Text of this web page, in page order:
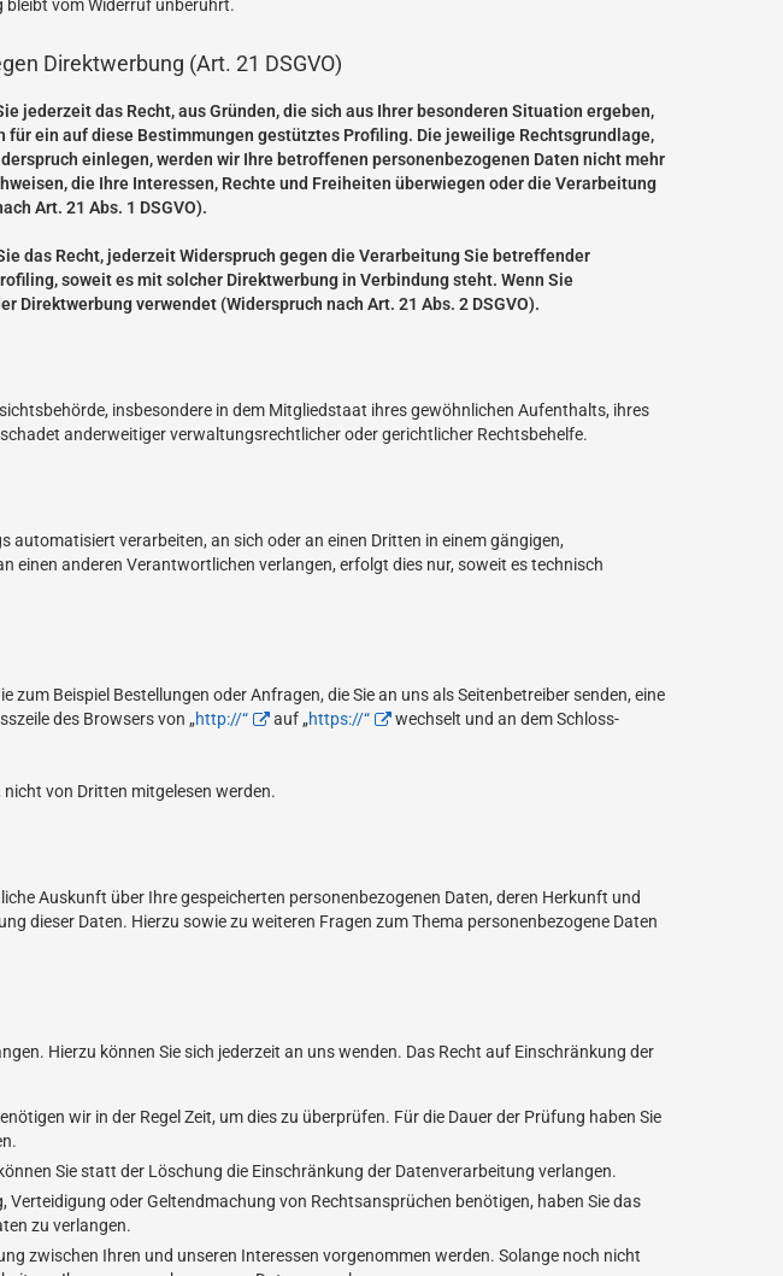
bleibt vom Widerruf unberührt.
Direktwerbung (Art. 21 DSGVO)
jederzeit das Recht, aus Gründen, die sich aus Ihrer besonderen Situation ergeben,
ein auf diese Bestimmungen gestütztes Profiling. Die jeweilige Rechtsgrundlage,
einlegen, werden wir Ihre betroffenen personenbezogenen Daten nicht mehr
die Ihre Interessen, Rechte und Freiheiten überwiegen oder die Verarbeitung
Art. 21 Abs. 1 DSGVO).
das Recht, jederzeit Widerspruch gegen die Verarbeitung Sie betreffender
soweit es mit solcher Direktwerbung in Verbindung steht. Wenn Sie
verwendet (Widerspruch nach Art. 21 Abs. 2 DSGVO).
insbesondere in dem Mitgliedstaat ihres gewöhnlichen Aufenthalts, ihres
anderweitiger verwaltungsrechtlicher oder gerichtlicher Rechtsbehelfe.
automatisiert verarbeiten, an sich oder an einen Dritten in einem gängigen,
einen anderen Verantwortlichen verlangen, erfolgt dies nur, soweit es technisch
Beispiel Bestellungen oder Anfragen, die Sie an uns als Seitenbetreiber senden, eine
des Browsers von „http://“ auf „https://“
wechselt und an dem Schloss-
nicht von Dritten mitgelesen werden.
Auskunft über Ihre gespeicherten personenbezogenen Daten, deren Herkunft und
dieser Daten. Hierzu sowie zu weiteren Fragen zum Thema personenbezogene Daten
Hierzu können Sie sich jederzeit an uns wenden. Das Recht auf Einschränkung der
wir in der Regel Zeit, um dies zu überprüfen. Für die Dauer der Prüfung haben Sie
Sie statt der Löschung die Einschränkung der Datenverarbeitung verlangen.
oder Geltendmachung von Rechtsansprüchen benötigen, haben Sie das
zu verlangen.
zwischen Ihren und unseren Interessen vorgenommen werden. Solange noch nicht